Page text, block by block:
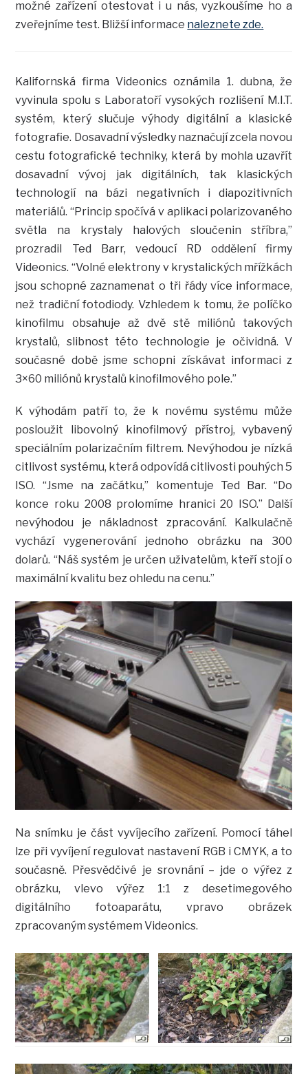
možné zařízení otestovat i u nás, vyzkoušíme ho a
zveřejníme test. Bližší informace naleznete zde.
Kalifornská firma Videonics oznámila 1. dubna, že
vyvinula spolu s Laboratoří vysokých rozlišení M.I.T.
systém, který slučuje výhody digitální a klasické
fotografie. Dosavadní výsledky naznačují zcela novou
cestu fotografické techniky, která by mohla uzavřít
dosavadní vývoj jak digitálních, tak klasických
technologií na bázi negativních i diapozitivních
materiálů. “Princip spočívá v aplikaci polarizovaného
světla na krystaly halových sloučenin stříbra,”
prozradil Ted Barr, vedoucí RD oddělení firmy
Videonics. “Volné elektrony v krystalických mřížkách
jsou schopné zaznamenat o tři řády více informace,
než tradiční fotodiody. Vzhledem k tomu, že políčko
kinofilmu obsahuje až dvě stě miliónů takových
krystalů, slibnost této technologie je očividná. V
současné době jsme schopni získávat informaci z
3×60 miliónů krystalů kinofilmového pole.”
K výhodám patří to, že k novému systému může
posloužit libovolný kinofilmový přístroj, vybavený
speciálním polarizačním filtrem. Nevýhodou je nízká
citlivost systému, která odpovídá citlivosti pouhých 5
ISO. “Jsme na začátku,” komentuje Ted Bar. “Do
konce roku 2008 prolomíme hranici 20 ISO.” Další
nevýhodou je nákladnost zpracování. Kalkulačně
vychází vygenerování jednoho obrázku na 300
dolarů. “Náš systém je určen uživatelům, kteří stojí o
maximální kvalitu bez ohledu na cenu.”
Na snímku je část vyvíjecího zařízení. Pomocí táhel
lze při vyvíjení regulovat nastavení RGB i CMYK, a to
současně. Přesvědčivé je srovnání – jde o výřez z
obrázku, vlevo výřez 1:1 z desetimegového
digitálního fotoaparátu, vpravo obrázek
zpracovaným systémem Videonics.